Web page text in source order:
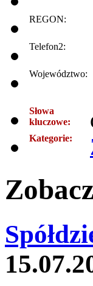
REGON:
Telefon2:
Województwo:
Słowa
kluczowe:
Kategorie: